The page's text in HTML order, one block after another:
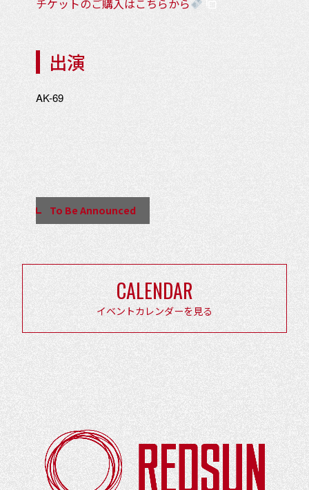
出演
AK-69
ン
ト
ビ
シ
To Be Announced
CALENDAR
イベントカレンダーを見る